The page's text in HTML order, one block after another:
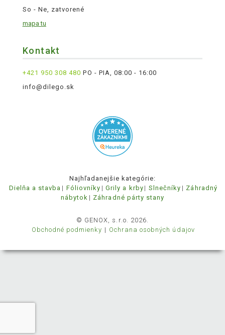
So - Ne, zatvorené
mapa tu
Kontakt
+421 950 308 480 PO - PIA, 08:00 - 16:00
info@dilego.sk
Najhľadanejšie kategórie:
Dielňa a stavba
Fóliovníky Grily a krby Slnečníky
Záhradný
nábytok
Záhradné párty stany
© GENOX, s.r.o. 2026.
Obchodné podmienky
Ochrana osobných údajov